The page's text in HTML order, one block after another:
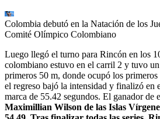
Colombia debutó en la Natación de los
Comité Olímpico Colombiano
Luego llegó el turno para Rincón en los
colombiano estuvo en el carril 2 y tuvo
primeros 50 m, donde ocupó los primeros
el regreso bajó la intensidad y finalizó en
marca de 55.42 segundos. El ganador de
Maximillian Wilson de las Islas